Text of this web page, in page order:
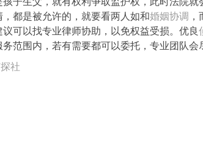
都是被允许的，就要看两人如和婚姻协调
可以找专业律师协助，以免权益受损。优良
务范围内，若有需要都可以委托，专业团队会
社